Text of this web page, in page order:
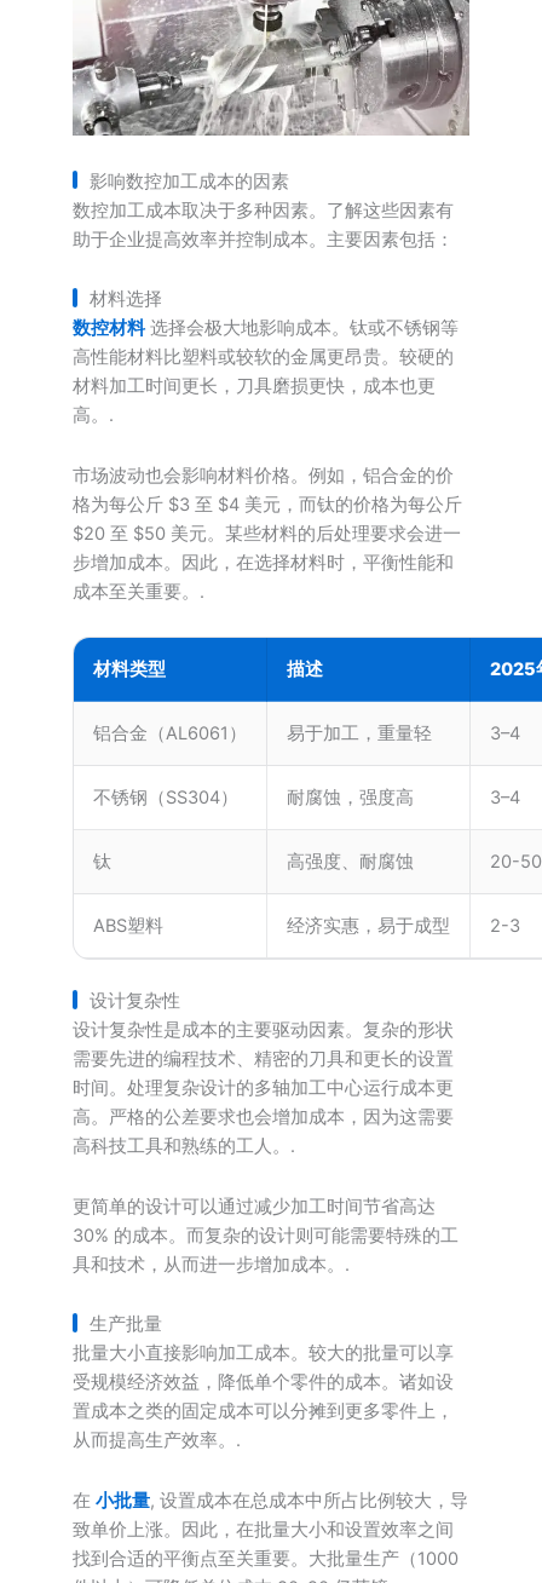
影响数控加工成本的因素
数控加工成本取决于多种因素。了解这些因素有
助于企业提高效率并控制成本。主要因素包括：
材料选择
数控材料 选择会极大地影响成本。钛或不锈钢等
高性能材料比塑料或较软的金属更昂贵。较硬的
材料加工时间更长，刀具磨损更快，成本也更
高。.
市场波动也会影响材料价格。例如，铝合金的价
格为每公斤 $3 至 $4 美元，而钛的价格为每公斤
$20 至 $50 美元。某些材料的后处理要求会进一
步增加成本。因此，在选择材料时，平衡性能和
成本至关重要。.
材料类型 描述 2025
铝合金（AL6061） 易于加工，重量轻 3–4
不锈钢（SS304） 耐腐蚀，强度高 3–4
钛 高强度、耐腐蚀 20-50
ABS塑料 经济实惠，易于成型 2-3
设计复杂性
设计复杂性是成本的主要驱动因素。复杂的形状
需要先进的编程技术、精密的刀具和更长的设置
时间。处理复杂设计的多轴加工中心运行成本更
高。严格的公差要求也会增加成本，因为这需要
高科技工具和熟练的工人。.
更简单的设计可以通过减少加工时间节省高达
30% 的成本。而复杂的设计则可能需要特殊的工
具和技术，从而进一步增加成本。.
生产批量
批量大小直接影响加工成本。较大的批量可以享
受规模经济效益，降低单个零件的成本。诸如设
置成本之类的固定成本可以分摊到更多零件上，
从而提高生产效率。.
在 小批量, 设置成本在总成本中所占比例较大，导
致单价上涨。因此，在批量大小和设置效率之间
找到合适的平衡点至关重要。大批量生产（1000